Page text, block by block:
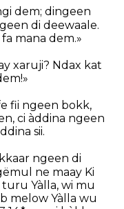
dem; dingeen
di deewaale.
mana dem.»
xaruji? Ndax kat
fii ngeen bokk,
ci àddina ngeen
sii.
ngeen di
ne maay Ki
Yàlla, wi mu
melow Yàlla wu